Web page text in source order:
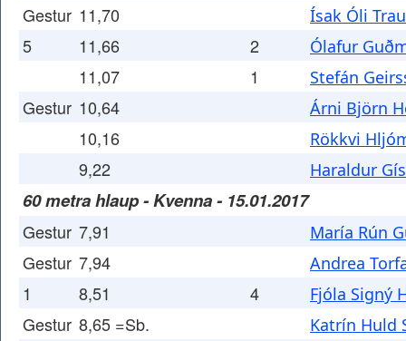
Gestur 11,70 Ísak Óli
5 11,66 2 Ólafur
11,07 1 Stefán
Gestur 10,64 Árni Björn
10,16 Rökkvi
9,22 Haraldur
60 metra hlaup - Kvenna - 15.01.2017
Gestur 7,91 María Rún
Gestur 7,94 Andrea
1 8,51 4 Fjóla Signý
Gestur 8,65 =Sb. Katrín Huld